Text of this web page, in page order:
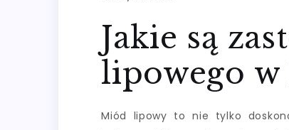
Jakie są
lipowego w
Miód lipowy to nie tylko